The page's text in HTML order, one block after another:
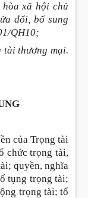
xã hội chủ
đổi, bổ sung
QH10;
tài thương mại.
của Trọng tài
chức trọng tài,
quyền, nghĩa
tụng trọng tài;
trọng tài; tổ